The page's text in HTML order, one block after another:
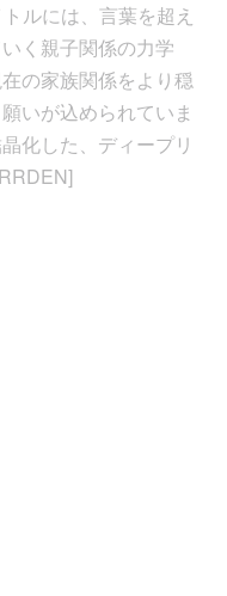
ルには、言葉を超え
く親子関係の力学
の家族関係をより穏
いが込められていま
化した、ディープリ